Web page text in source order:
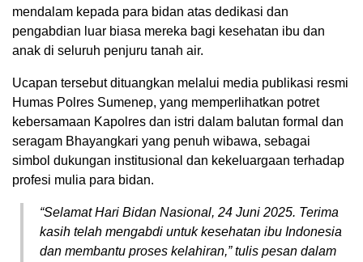
mendalam kepada para bidan atas dedikasi dan
pengabdian luar biasa mereka bagi kesehatan ibu dan
anak di seluruh penjuru tanah air.
Ucapan tersebut dituangkan melalui media publikasi resmi
Humas Polres Sumenep, yang memperlihatkan potret
kebersamaan Kapolres dan istri dalam balutan formal dan
seragam Bhayangkari yang penuh wibawa, sebagai
simbol dukungan institusional dan kekeluargaan terhadap
profesi mulia para bidan.
“Selamat Hari Bidan Nasional, 24 Juni 2025. Terima
kasih telah mengabdi untuk kesehatan ibu Indonesia
dan membantu proses kelahiran,” tulis pesan dalam